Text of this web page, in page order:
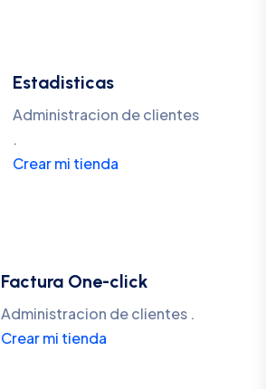
Estadisticas
Administracion de clientes
.
Crear mi tienda
Factura One-click
Administracion de clientes .
Crear mi tienda